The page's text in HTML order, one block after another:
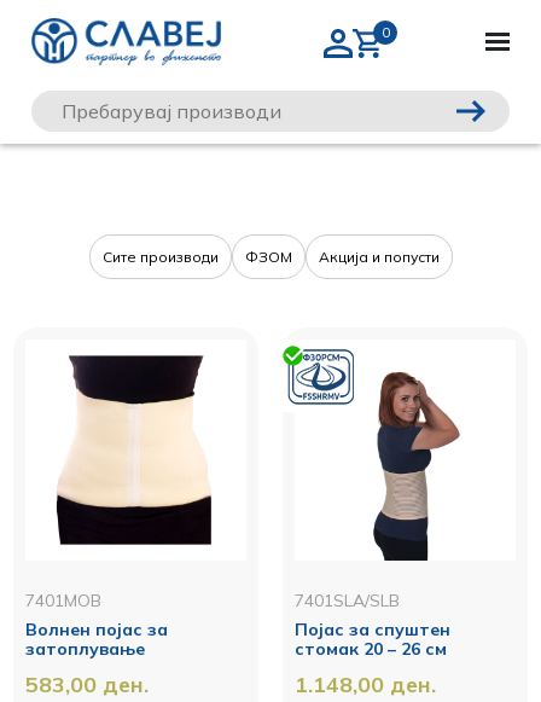
Сите производи ФЗОМ Акција и попусти
7401MOB
Волнен појас за
затоплување
583,00 ден.
7401SLA/SLB
Појас за спуштен
стомак 20 – 26 см
1.148,00 ден.